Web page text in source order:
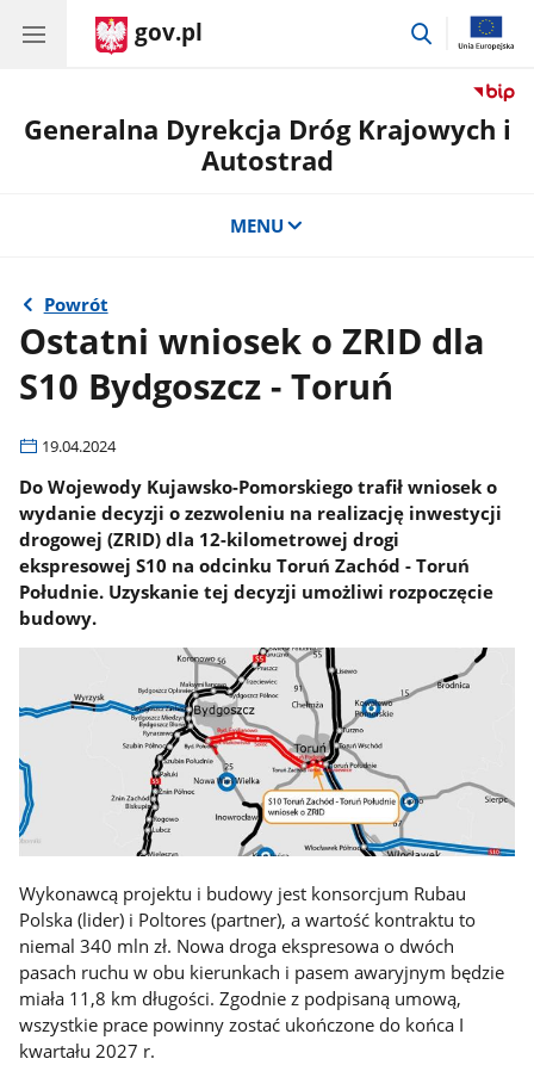
gov.pl
przejdź
Generalna Dyrekcja Dróg Krajowych i
Autostrad
MENU
Powrót
Ostatni wniosek o ZRID dla
S10 Bydgoszcz - Toruń
19.04.2024
Do Wojewody Kujawsko-Pomorskiego trafił wniosek o
wydanie decyzji o zezwoleniu na realizację inwestycji
drogowej (ZRID) dla 12-kilometrowej drogi
ekspresowej S10 na odcinku Toruń Zachód - Toruń
Południe. Uzyskanie tej decyzji umożliwi rozpoczęcie
budowy.
Wykonawcą projektu i budowy jest konsorcjum Rubau
Polska (lider) i Poltores (partner), a wartość kontraktu to
niemal 340 mln zł. Nowa droga ekspresowa o dwóch
pasach ruchu w obu kierunkach i pasem awaryjnym będzie
miała 11,8 km długości. Zgodnie z podpisaną umową,
wszystkie prace powinny zostać ukończone do końca I
kwartału 2027 r.